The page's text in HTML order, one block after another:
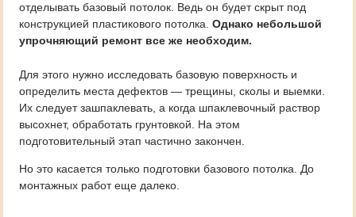
отделывать базовый потолок. Ведь он будет скрыт под
конструкцией пластикового потолка. Однако небольшой
упрочняющий ремонт все же необходим.
Для этого нужно исследовать базовую поверхность и
определить места дефектов — трещины, сколы и выемки.
Их следует зашпаклевать, а когда шпаклевочный раствор
высохнет, обработать грунтовкой. На этом
подготовительный этап частично закончен.
Но это касается только подготовки базового потолка. До
монтажных работ еще далеко.